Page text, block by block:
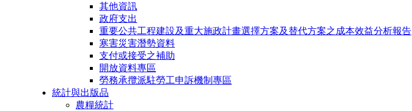
其他資訊
政府支出
重要公共工程建設及重大施政計畫選擇方案及替代方案之成本效益分析報告
寒害災害潛勢資料
支付或接受之補助
開放資料專區
勞務承攬派駐勞工申訴機制專區
統計與出版品
農糧統計